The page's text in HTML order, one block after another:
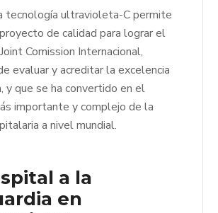
tecnología ultravioleta-C permite
de calidad para lograr el
Comission Internacional,
evaluar y acreditar la excelencia
y que se ha convertido en el
importante y complejo de la
a nivel mundial.
a la
en